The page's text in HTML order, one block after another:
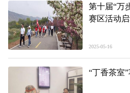
第十届“万
赛区活动
2025-05-16
“丁香茶室